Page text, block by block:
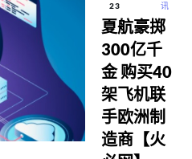
23
讯
夏航豪掷
300亿千
金 购买40
架飞机联
手欧洲制
造商【火